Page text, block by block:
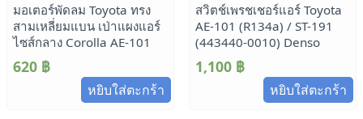
มอเตอร์พัดลม Toyota ทรง
สามเหลี่ยมแบน เป่าแผงแอร์
ไซส์กลาง Corolla AE-101
620 ฿
หยิบใส่ตะกร้า
สวิตช์เพรชเชอร์แอร์ Toyota
AE-101 (R134a) / ST-191
(443440-0010) Denso
1,100 ฿
หยิบใส่ตะกร้า